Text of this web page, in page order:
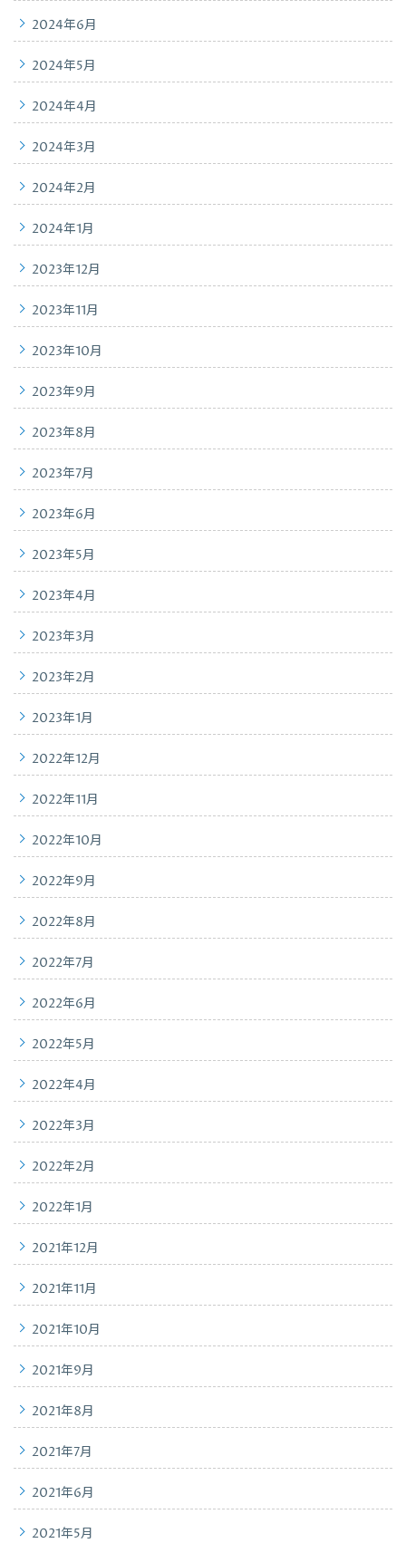
2024年6月
2024年5月
2024年4月
2024年3月
2024年2月
2024年1月
2023年12月
2023年11月
2023年10月
2023年9月
2023年8月
2023年7月
2023年6月
2023年5月
2023年4月
2023年3月
2023年2月
2023年1月
2022年12月
2022年11月
2022年10月
2022年9月
2022年8月
2022年7月
2022年6月
2022年5月
2022年4月
2022年3月
2022年2月
2022年1月
2021年12月
2021年11月
2021年10月
2021年9月
2021年8月
2021年7月
2021年6月
2021年5月